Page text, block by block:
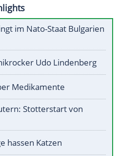
im Nato-Staat Bulgarien
Udo Lindenberg
Medikamente
Stotterstart von
hassen Katzen